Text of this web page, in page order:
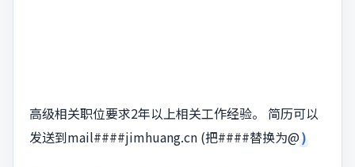
高级相关职位要求2年以上相关工作经验。 简历可以
发送到mail####jimhuang.cn (把####替换为@)